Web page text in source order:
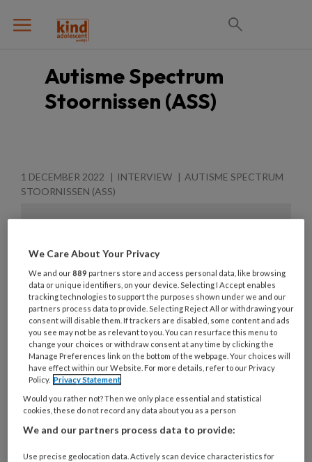
Autisme Spectrum
Stoornissen (ASS)
1 DECEMBER 2022 INTERVIEW
AUTISME SPECTRUM
STOORNISSEN (ASS)
“Als kind niet brabbelt met een
We Care About Your Privacy
We and our889 partners store and access personal data, like browsing
data or unique identifiers, on your device. Selecting I Accept enables
tracking technologies to support the purposes shown under we and our
partners process data to provide. Selecting Reject All or withdrawing your
consent will disable them. If trackers are disabled, some content and ads
you see may not be as relevant to you. You can resurface this menu to
change your choices or withdraw consent at any time by clicking the
Manage Preferences link on the bottom of the webpage. Your choices will
have effect within our Website. For more details, refer to our Privacy
Policy. Privacy Statement
Would you rather not? Then we only place essential and statistical
cookies, these do not record any data about you as a person
We and our partners process data to provide:
Use precise geolocation data. Actively scan device characteristics for